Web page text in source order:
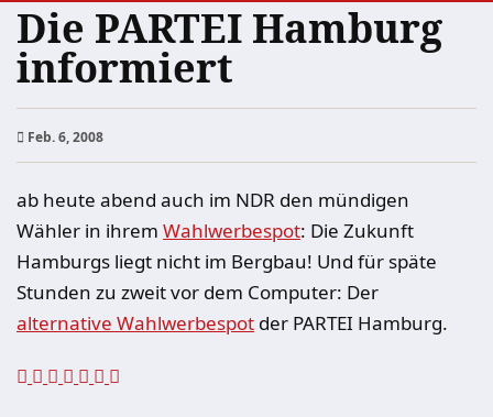
Die PARTEI Hamburg
informiert
Feb. 6, 2008
ab heute abend auch im NDR den mündigen
Wähler in ihrem Wahlwerbespot: Die Zukunft
Hamburgs liegt nicht im Bergbau! Und für späte
Stunden zu zweit vor dem Computer: Der
alternative Wahlwerbespot der PARTEI Hamburg.